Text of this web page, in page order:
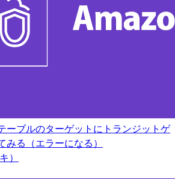
ーブルのターゲットにトランジットゲ
る（エラーになる）
）